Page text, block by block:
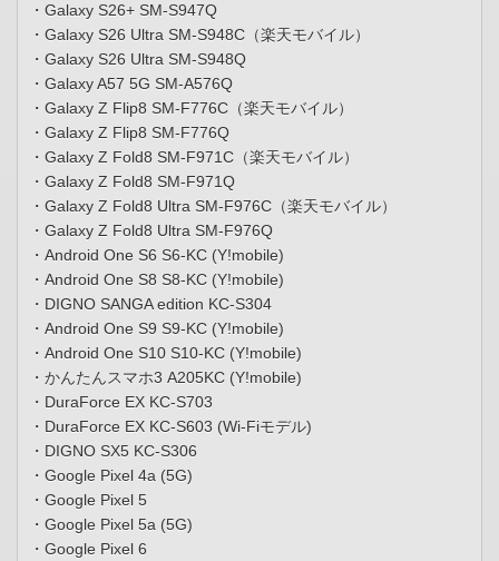
・Galaxy S26+ SM-S947Q
・Galaxy S26 Ultra SM-S948C（楽天モバイル）
・Galaxy S26 Ultra SM-S948Q
・Galaxy A57 5G SM-A576Q
・Galaxy Z Flip8 SM-F776C（楽天モバイル）
・Galaxy Z Flip8 SM-F776Q
・Galaxy Z Fold8 SM-F971C（楽天モバイル）
・Galaxy Z Fold8 SM-F971Q
・Galaxy Z Fold8 Ultra SM-F976C（楽天モバイル）
・Galaxy Z Fold8 Ultra SM-F976Q
・Android One S6 S6-KC (Y!mobile)
・Android One S8 S8-KC (Y!mobile)
・DIGNO SANGA edition KC-S304
・Android One S9 S9-KC (Y!mobile)
・Android One S10 S10-KC (Y!mobile)
・かんたんスマホ3 A205KC (Y!mobile)
・DuraForce EX KC-S703
・DuraForce EX KC-S603 (Wi-Fiモデル)
・DIGNO SX5 KC-S306
・Google Pixel 4a (5G)
・Google Pixel 5
・Google Pixel 5a (5G)
・Google Pixel 6